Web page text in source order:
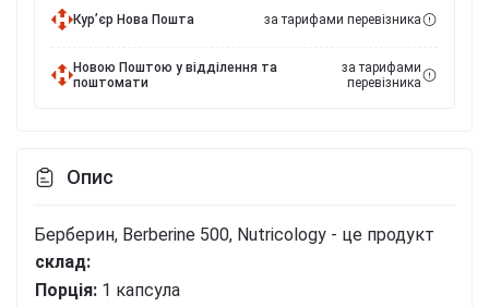
Курʼєр Нова Пошта за тарифами перевізника
Новою Поштою у відділення та
поштомати
за тарифами
перевізника
Опис
Берберин, Berberine 500, Nutricology - це продукт
склад:
Порція: 1 капсула